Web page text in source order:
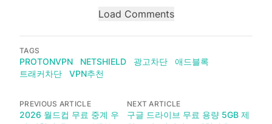
Load Comments
TAGS
PROTONVPN NETSHIELD 광고차단
애드블록
트래커차단
VPN추천
PREVIOUS ARTICLE
2026 월드컵 무료 중계 우
NEXT ARTICLE
구글 드라이브 무료 용량 5GB 제